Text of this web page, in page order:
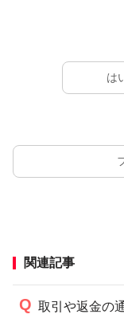
は
関連記事
取引や返金の